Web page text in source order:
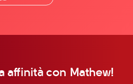
affinità con Mathew!